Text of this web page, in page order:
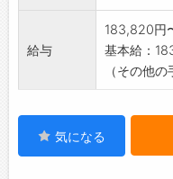
給与
183,820円
基本給：
（その他
気になる